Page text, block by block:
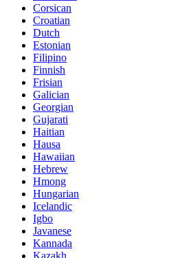
Corsican
Croatian
Dutch
Estonian
Filipino
Finnish
Frisian
Galician
Georgian
Gujarati
Haitian
Hausa
Hawaiian
Hebrew
Hmong
Hungarian
Icelandic
Igbo
Javanese
Kannada